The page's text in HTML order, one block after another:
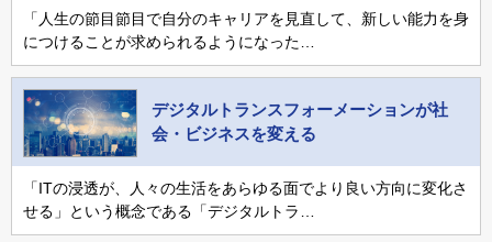
「人生の節目節目で自分のキャリアを見直して、新しい能力を身
につけることが求められるようになった…
デジタルトランスフォーメーションが社
会・ビジネスを変える
「ITの浸透が、人々の生活をあらゆる面でより良い方向に変化さ
せる」という概念である「デジタルトラ…